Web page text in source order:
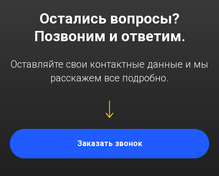
Остались вопросы?
Позвоним и ответим.
Оставляйте свои контактные данные и мы
расскажем все подробно.
Заказать звонок